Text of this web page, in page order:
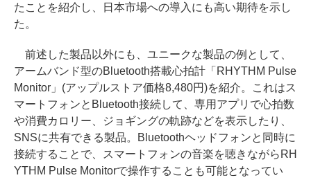
たことを紹介し、日本市場への導入にも高い期待を示し
た。
前述した製品以外にも、ユニークな製品の例として、
アームバンド型のBluetooth搭載心拍計「RHYTHM Pulse
Monitor」(アップルストア価格8,480円)を紹介。これはス
マートフォンとBluetooth接続して、専用アプリで心拍数
や消費カロリー、ジョギングの軌跡などを表示したり、
SNSに共有できる製品。Bluetoothヘッドフォンと同時に
接続することで、スマートフォンの音楽を聴きながらRH
YTHM Pulse Monitorで操作することも可能となってい